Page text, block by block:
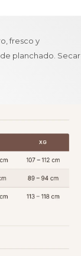
fresco y
planchado. Secar